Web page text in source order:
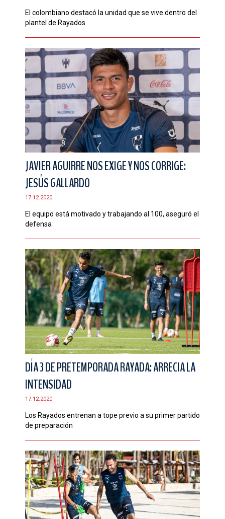
El colombiano destacó la unidad que se vive dentro del
plantel de Rayados
JAVIER AGUIRRE NOS EXIGE Y NOS CORRIGE:
JESÚS GALLARDO
17.12.2020
El equipo está motivado y trabajando al 100, aseguró el
defensa
DÍA 3 DE PRETEMPORADA RAYADA: ARRECIA LA
INTENSIDAD
17.12.2020
Los Rayados entrenan a tope previo a su primer partido
de preparación